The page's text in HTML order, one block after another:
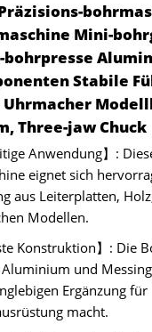
Mini-
Stabile
Three-jaw Chuck
Anwendung】:
eignet sich
aus Leiterplatten,
Modellen.
Konstruktion】: Die
und
Ergänzung für
macht.